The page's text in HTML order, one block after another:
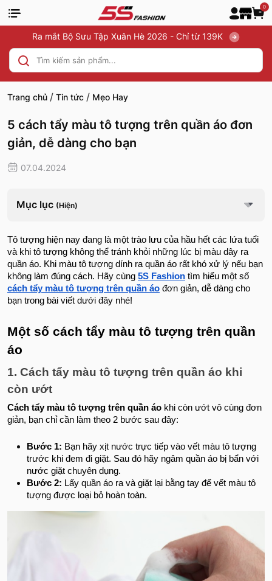
0
Ra mắt Bộ Sưu Tập Xuân Hè 2026 - Chỉ từ 139K
Trang chủ / Tin tức / Mẹo Hay
5 cách tẩy màu tô tượng trên quần áo đơn
giản, dễ dàng cho bạn
07.04.2024
Mục lục (Hiện)
Tô tượng hiện nay đang là một trào lưu của hầu hết các lứa tuổi
và khi tô tượng không thể tránh khỏi những lúc bị màu dây ra
quần áo. Khi màu tô tượng dính ra quần áo rất khó xử lý nếu bạn
không làm đúng cách. Hãy cùng 5S Fashion tìm hiểu một số
cách tẩy màu tô tượng trên quần áo đơn giản, dễ dàng cho
bạn trong bài viết dưới đây nhé!
Một số cách tẩy màu tô tượng trên quần
áo
1. Cách tẩy màu tô tượng trên quần áo khi
còn ướt
Cách tẩy màu tô tượng trên quần áo khi còn ướt vô cùng đơn
giản, bạn chỉ cần làm theo 2 bước sau đây:
Bước 1: Bạn hãy xịt nước trực tiếp vào vết màu tô tượng
trước khi đem đi giặt. Sau đó hãy ngâm quần áo bị bẩn với
nước giặt chuyên dụng.
Bước 2: Lấy quần áo ra và giặt lại bằng tay để vết màu tô
tượng được loại bỏ hoàn toàn.